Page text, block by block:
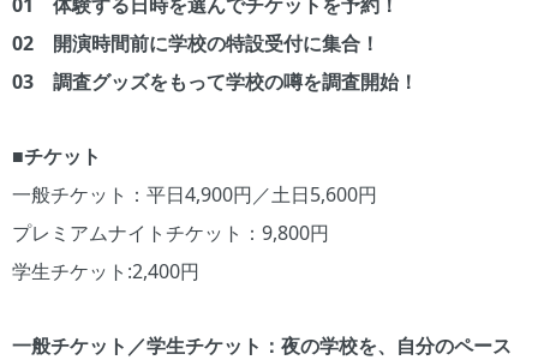
02 開演時間前に学校の特設受付に集合！
03 調査グッズをもって学校の噂を調査開始！
■チケット
一般チケット：平日4,900円／土日5,600円
プレミアムナイトチケット：9,800円
学生チケット:2,400円
一般チケット／学生チケット：夜の学校を、自分のペース